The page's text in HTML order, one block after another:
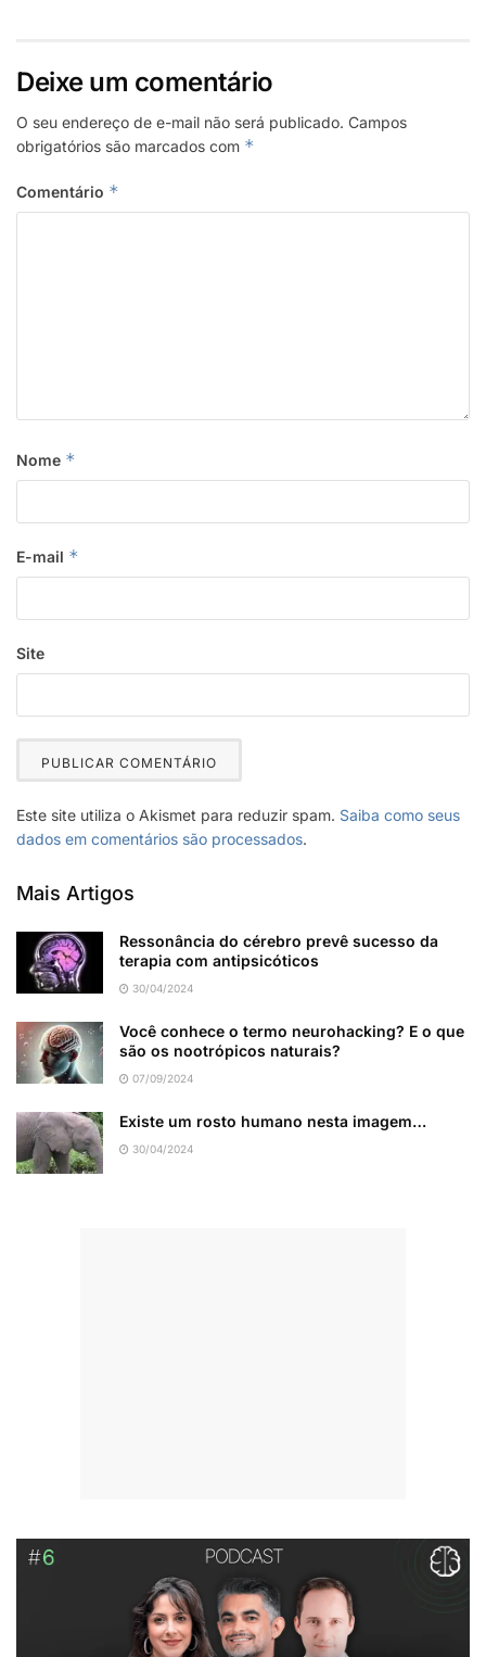
Deixe um comentário
O seu endereço de e-mail não será publicado. Campos
obrigatórios são marcados com *
Comentário *
Nome *
E-mail *
Site
Este site utiliza o Akismet para reduzir spam. Saiba como seus
dados em comentários são processados.
Mais Artigos
Ressonância do cérebro prevê sucesso da
terapia com antipsicóticos
30/04/2024
Você conhece o termo neurohacking? E o que
são os nootrópicos naturais?
07/09/2024
Existe um rosto humano nesta imagem…
30/04/2024